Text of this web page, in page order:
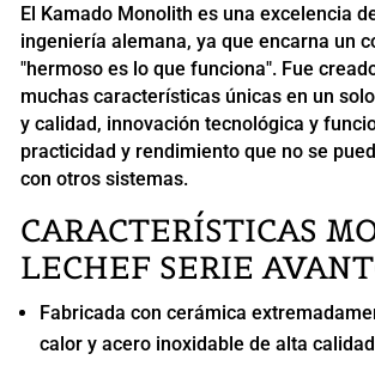
El Kamado Monolith es una excelencia
ingeniería alemana, ya que encarna un
"hermoso es lo que funciona". Fue
muchas características únicas en un
y calidad, innovación tecnológica y
practicidad y rendimiento que no se
con otros sistemas.
CARACTERÍSTICAS
LECHEF SERIE
Fabricada con cerámica
calor y acero inoxidable de alta